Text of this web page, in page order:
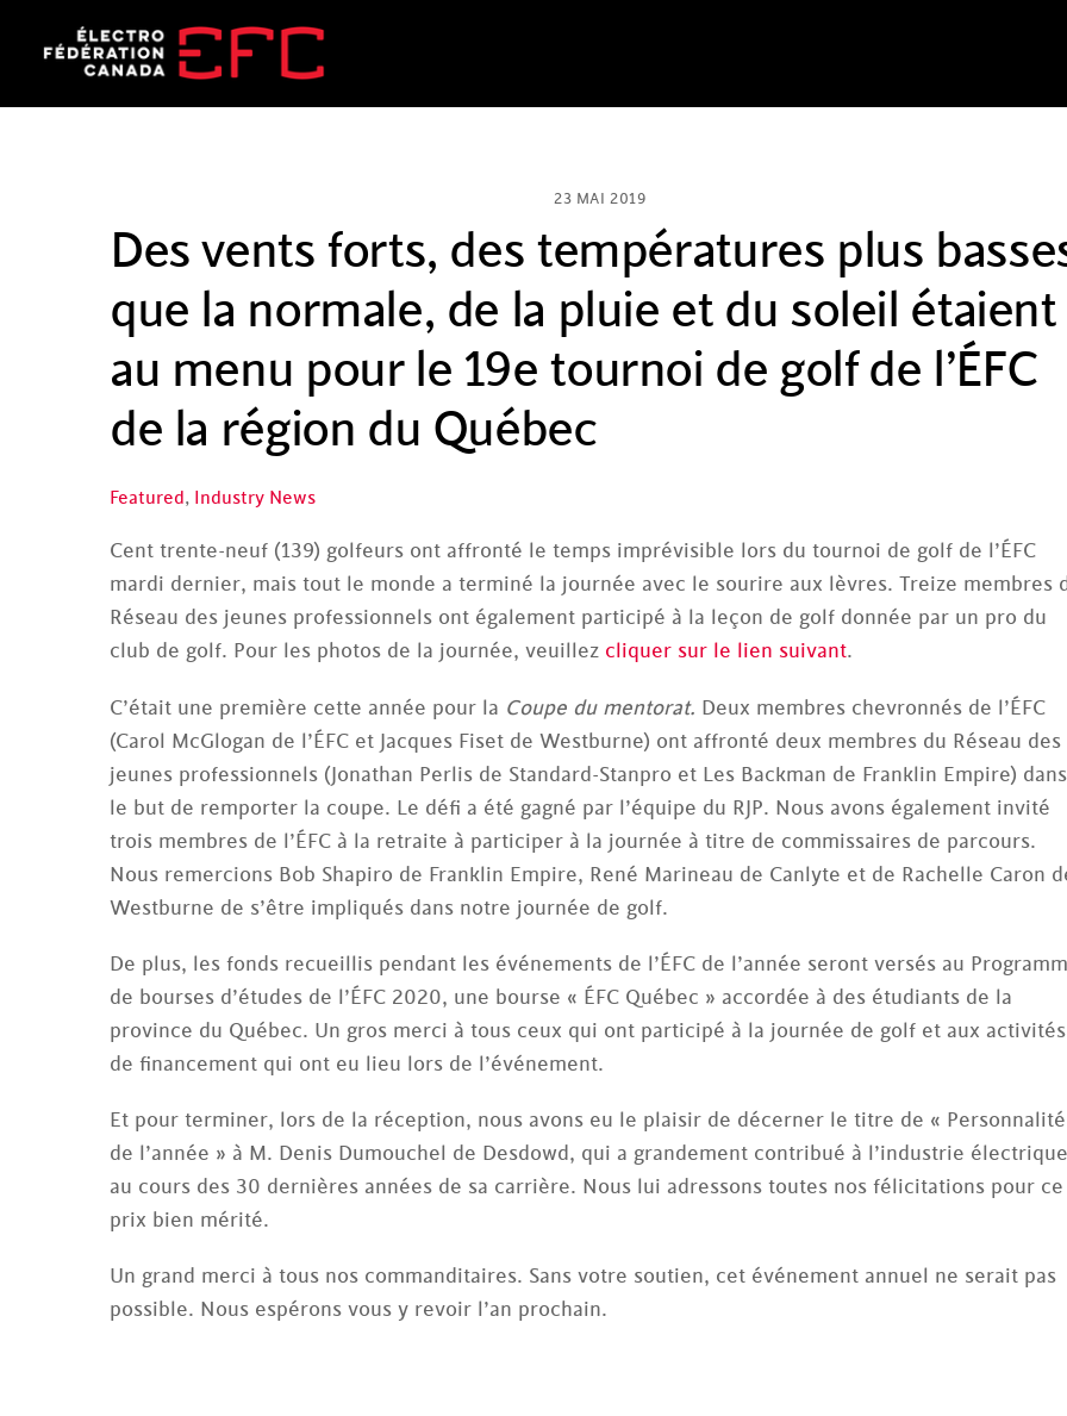
23 MAI 2019
Des vents forts, des températures plus
que la normale, de la pluie et du soleil étaient
au menu pour le 19e tournoi de golf de l’ÉFC
de la région du Québec
Featured, Industry News
Cent trente-neuf (139) golfeurs ont affronté le temps imprévisible lors du tournoi de golf de l’ÉFC
mardi dernier, mais tout le monde a terminé la journée avec le sourire aux lèvres. Treize membres
Réseau des jeunes professionnels ont également participé à la leçon de golf donnée par un pro du
club de golf. Pour les photos de la journée, veuillez cliquer sur le lien suivant.
C’était une première cette année pour la Coupe du mentorat. Deux membres chevronnés de l’ÉFC
(Carol McGlogan de l’ÉFC et Jacques Fiset de Westburne) ont affronté deux membres du Réseau des
jeunes professionnels (Jonathan Perlis de Standard-Stanpro et Les Backman de Franklin Empire) dans
le but de remporter la coupe. Le défi a été gagné par l’équipe du RJP. Nous avons également invité
trois membres de l’ÉFC à la retraite à participer à la journée à titre de commissaires de parcours.
Nous remercions Bob Shapiro de Franklin Empire, René Marineau de Canlyte et de Rachelle Caron
Westburne de s’être impliqués dans notre journée de golf.
De plus, les fonds recueillis pendant les événements de l’ÉFC de l’année seront versés au
de bourses d’études de l’ÉFC 2020, une bourse « ÉFC Québec » accordée à des étudiants de la
province du Québec. Un gros merci à tous ceux qui ont participé à la journée de golf et aux activités
de financement qui ont eu lieu lors de l’événement.
Et pour terminer, lors de la réception, nous avons eu le plaisir de décerner le titre de « Personnalité
de l’année » à M. Denis Dumouchel de Desdowd, qui a grandement contribué à l’industrie électrique
au cours des 30 dernières années de sa carrière. Nous lui adressons toutes nos félicitations pour ce
prix bien mérité.
Un grand merci à tous nos commanditaires. Sans votre soutien, cet événement annuel ne serait pas
possible. Nous espérons vous y revoir l’an prochain.